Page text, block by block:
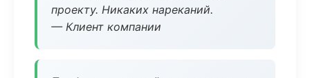
проекту. Никаких нареканий.
— Клиент компании